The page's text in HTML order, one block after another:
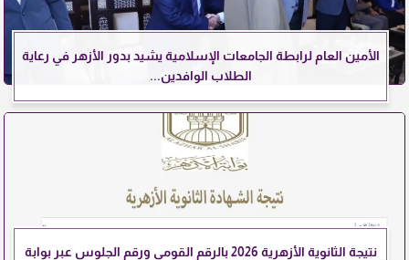
الأمين العام لرابطة الجامعات الإسلامية يشيد بدور الأزهر في رعاية
الطلاب الوافدين...
نتيجة الثانوية الأزهرية 2026 بالرقم القومي ورقم الجلوس عبر بوابة